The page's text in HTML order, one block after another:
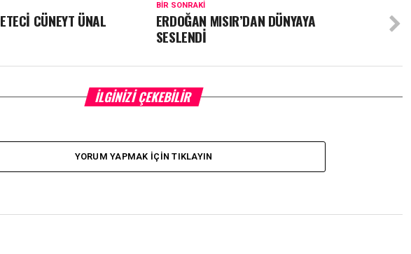
BIR SONRAKI
ERDOĞAN MISIR’DAN DÜNYAYA
SESLENDİ
CÜNEYT ÜNAL
İLGINIZI ÇEKEBILIR
YORUM YAPMAK İÇIN TIKLAYIN